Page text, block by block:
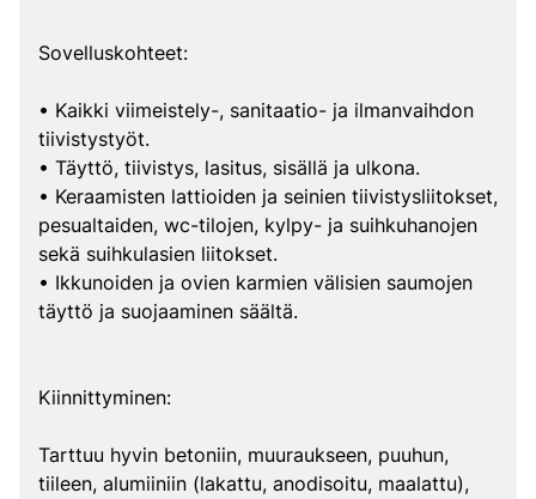
Sovelluskohteet:
• Kaikki viimeistely-, sanitaatio- ja ilmanvaihdon
tiivistystyöt.
• Täyttö, tiivistys, lasitus, sisällä ja ulkona.
• Keraamisten lattioiden ja seinien tiivistysliitokset,
pesualtaiden, wc-tilojen, kylpy- ja suihkuhanojen
sekä suihkulasien liitokset.
• Ikkunoiden ja ovien karmien välisien saumojen
täyttö ja suojaaminen säältä.
Kiinnittyminen:
Tarttuu hyvin betoniin, muuraukseen, puuhun,
tiileen, alumiiniin (lakattu, anodisoitu, maalattu),